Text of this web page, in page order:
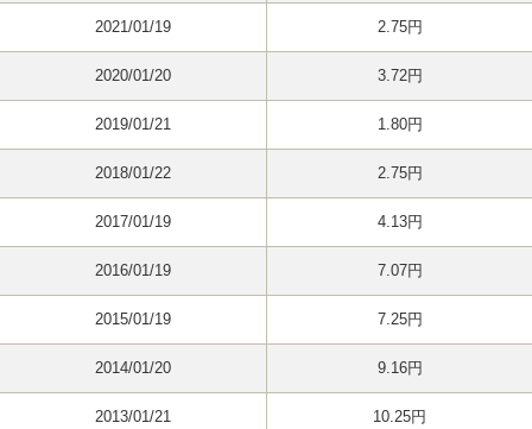
2021/01/19 2.75円
2020/01/20 3.72円
2019/01/21 1.80円
2018/01/22 2.75円
2017/01/19 4.13円
2016/01/19 7.07円
2015/01/19 7.25円
2014/01/20 9.16円
2013/01/21 10.25円